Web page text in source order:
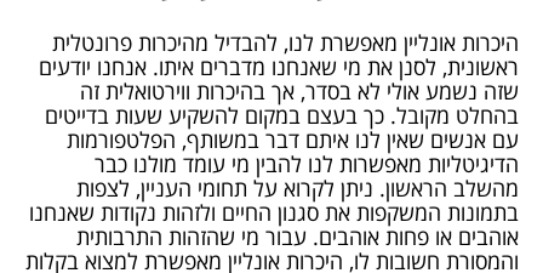
היכרות אונליין מאפשרת לנו, להבדיל מהיכרות פרונטלית
ראשונית, לסנן את מי שאנחנו מדברים איתו. אנחנו יודעים
שזה נשמע אולי לא בסדר, אך בהיכרות ווירטואלית זה
בהחלט מקובל. כך בעצם במקום להשקיע שעות בדייטים
עם אנשים שאין לנו איתם דבר במשותף, הפלטפורמות
הדיגיטליות מאפשרות לנו להבין מי עומד מולנו כבר
מהשלב הראשון. ניתן לקרוא על תחומי העניין, לצפות
בתמונות המשקפות את סגנון החיים ולזהות נקודות שאנחנו
אוהבים או פחות אוהבים. עבור מי שהזהות התרבותית
והמסורת חשובות לו, היכרות אונליין מאפשרת למצוא בקלות